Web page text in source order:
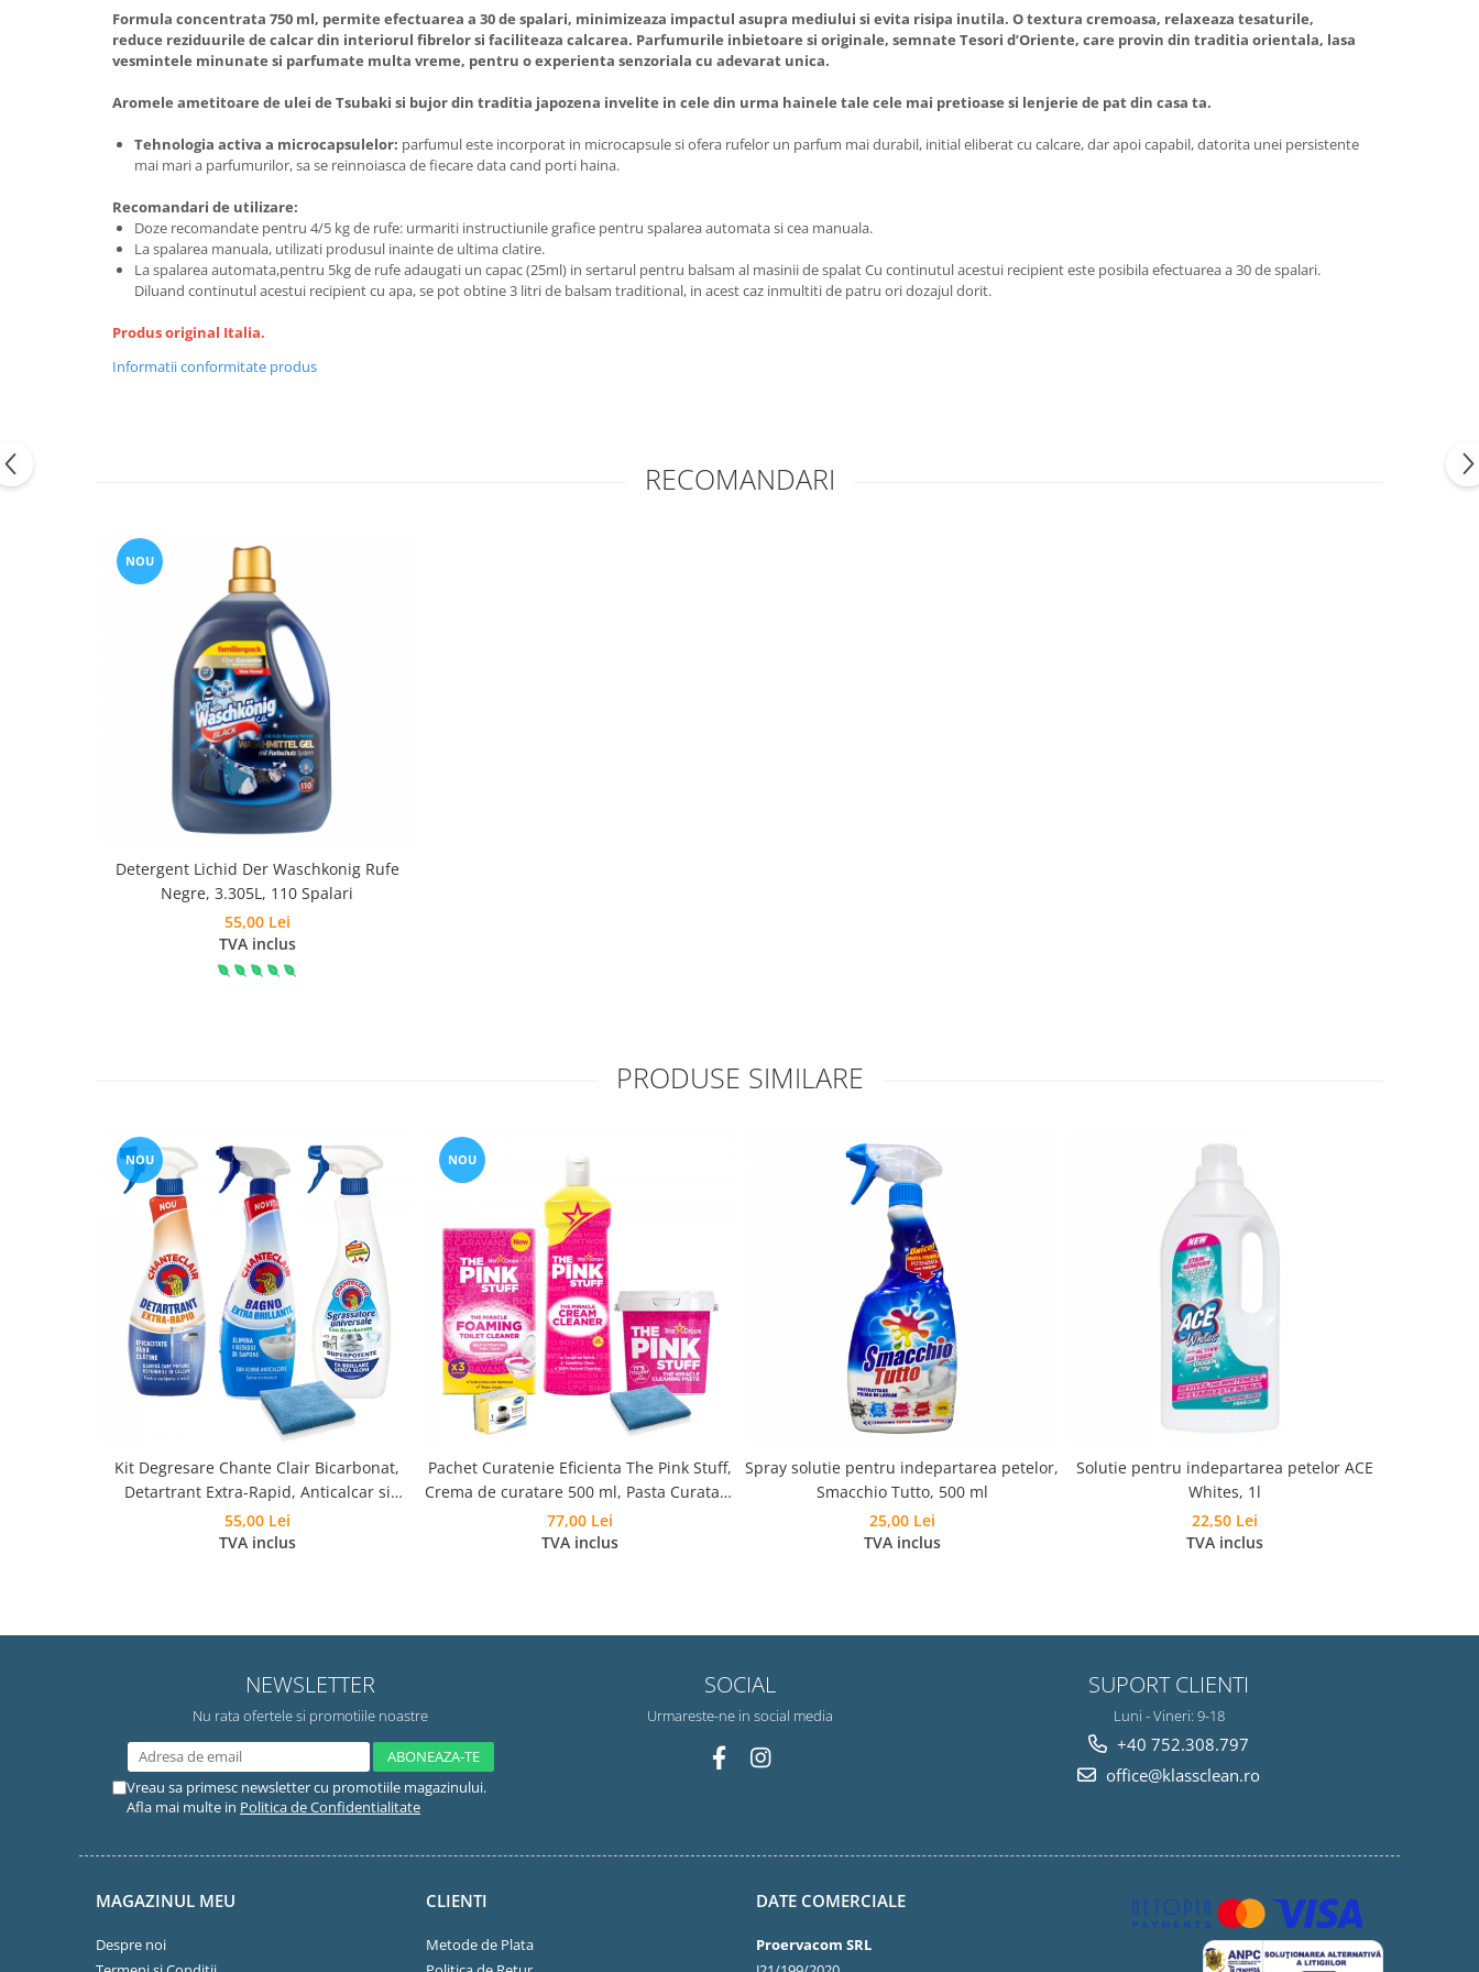
Formula concentrata 750 ml, permite efectuarea a 30 de spalari, minimizeaza impactul asupra mediului si evita risipa inutila. O textura cremoasa, relaxeaza tesaturile,
reduce reziduurile de calcar din interiorul fibrelor si faciliteaza calcarea. Parfumurile inbietoare si originale, semnate Tesori d’Oriente, care provin din traditia orientala, lasa
vesmintele minunate si parfumate multa vreme, pentru o experienta senzoriala cu adevarat unica.
Aromele ametitoare de ulei de Tsubaki si bujor din traditia japozena invelite in cele din urma hainele tale cele mai pretioase si lenjerie de pat din casa ta.
Tehnologia activa a microcapsulelor: parfumul este incorporat in microcapsule si ofera rufelor un parfum mai durabil, initial eliberat cu calcare, dar apoi capabil, datorita unei persistente
mai mari a parfumurilor, sa se reinnoiasca de fiecare data cand porti haina.
Recomandari de utilizare:
Doze recomandate pentru 4/5 kg de rufe: urmariti instructiunile grafice pentru spalarea automata si cea manuala.
La spalarea manuala, utilizati produsul inainte de ultima clatire.
La spalarea automata,pentru 5kg de rufe adaugati un capac (25ml) in sertarul pentru balsam al masinii de spalat Cu continutul acestui recipient este posibila efectuarea a 30 de spalari.
Diluand continutul acestui recipient cu apa, se pot obtine 3 litri de balsam traditional, in acest caz inmultiti de patru ori dozajul dorit.
Produs original Italia.
Informatii conformitate produs
RECOMANDARI
NOU
Detergent Lichid Der Waschkonig Rufe
Negre, 3.305L, 110 Spalari
55,00 Lei
TVA inclus
PRODUSE SIMILARE
NOU
Kit Degresare Chante Clair Bicarbonat,
Detartrant Extra-Rapid, Anticalcar si
Laveta Microfibra
55,00 Lei
TVA inclus
NOU
Pachet Curatenie Eficienta The Pink Stuff,
Crema de curatare 500 ml, Pasta Curatare
850 g, Pudra Spumanta 300g, Laveta si
Burete
77,00 Lei
TVA inclus
Spray solutie pentru indepartarea petelor,
Smacchio Tutto, 500 ml
25,00 Lei
TVA inclus
Solutie pentru indepartarea petelor ACE
Whites, 1l
22,50 Lei
TVA inclus
NEWSLETTER
Nu rata ofertele si promotiile noastre
Vreau sa primesc newsletter cu promotiile magazinului.
Afla mai multe in Politica de Confidentialitate
SOCIAL
Urmareste-ne in social media
SUPORT CLIENTI
Luni - Vineri: 9-18
+40 752.308.797
office@klassclean.ro
MAGAZINUL MEU
Despre noi
CLIENTI
Metode de Plata
DATE COMERCIALE
Proervacom SRL